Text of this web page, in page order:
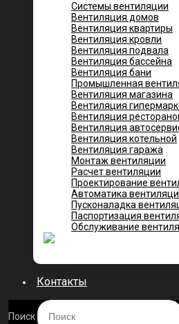
Системы вентиляции
Вентиляция домов
Вентиляция квартиры
Вентиляция кровли
Вентиляция подвала
Вентиляция бассейна
Вентиляция бани
Промышленная
Вентиляция магазина
Вентиляция
Вентиляция
Вентиляция
Вентиляция котельной
Вентиляция гаража
Монтаж вентиляции
Расчет вентиляции
Проектирование
Автоматика
Пусконаладка
Паспортизация
Обслуживание
Контакты
Поиск